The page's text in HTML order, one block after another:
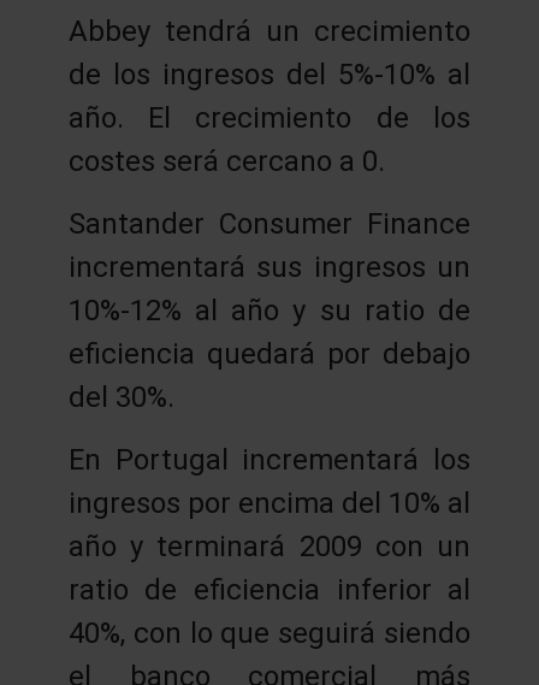
Abbey tendrá un crecimiento
de los ingresos del 5%-10% al
año. El crecimiento de los
costes será cercano a 0.
Santander Consumer Finance
incrementará sus ingresos un
10%-12% al año y su ratio de
eficiencia quedará por debajo
del 30%.
En Portugal incrementará los
ingresos por encima del 10% al
año y terminará 2009 con un
ratio de eficiencia inferior al
40%, con lo que seguirá siendo
el banco comercial más